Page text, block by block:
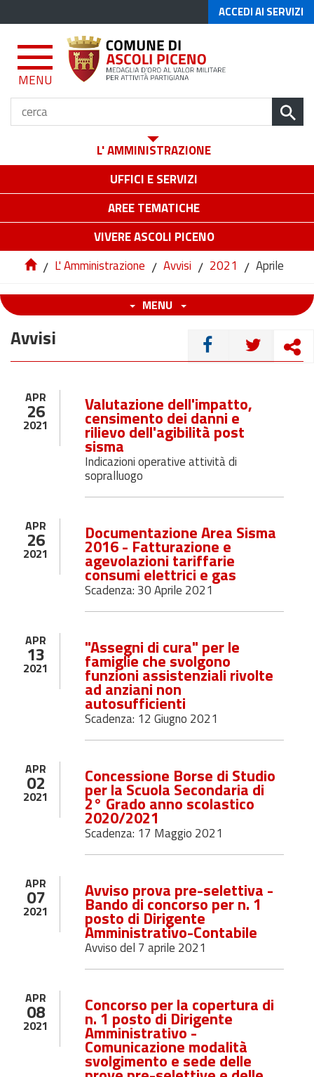
ACCEDI AI SERVIZI
MENU
L' AMMINISTRAZIONE
UFFICI E SERVIZI
AREE TEMATICHE
VIVERE ASCOLI PICENO
/ L' Amministrazione / Avvisi / 2021 / Aprile
MENU
CONDIVIDI
Avvisi
APR
26
2021
Valutazione dell'impatto,
censimento dei danni e
rilievo dell'agibilità post
sisma
Indicazioni operative attività di
sopralluogo
APR
26
2021
Documentazione Area Sisma
2016 - Fatturazione e
agevolazioni tariffarie
consumi elettrici e gas
Scadenza: 30 Aprile 2021
APR
13
2021
"Assegni di cura" per le
famiglie che svolgono
funzioni assistenziali rivolte
ad anziani non
autosufficienti
Scadenza: 12 Giugno 2021
APR
02
2021
Concessione Borse di Studio
per la Scuola Secondaria di
2° Grado anno scolastico
2020/2021
Scadenza: 17 Maggio 2021
APR
07
2021
Avviso prova pre-selettiva -
Bando di concorso per n. 1
posto di Dirigente
Amministrativo-Contabile
Avviso del 7 aprile 2021
APR
08
2021
Concorso per la copertura di
n. 1 posto di Dirigente
Amministrativo -
Comunicazione modalità
svolgimento e sede delle